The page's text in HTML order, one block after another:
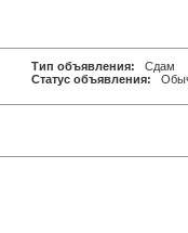
Тип объявления:
Сдам
Статус объявления: